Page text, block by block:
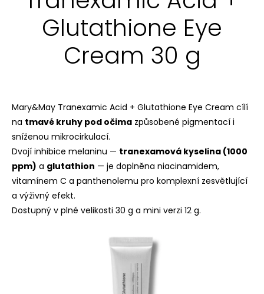
Glutathione Eye
Cream 30 g
Mary&May Tranexamic Acid + Glutathione Eye Cream cílí
na tmavé kruhy pod očima způsobené pigmentací i
sníženou mikrocirkulací.
Dvojí inhibice melaninu — tranexamová kyselina (1000
ppm) a glutathion — je doplněna niacinamidem,
vitamínem C a panthenolemu pro komplexní zesvětlující
a výživný efekt.
Dostupný v plné velikosti 30 g a mini verzi 12 g.